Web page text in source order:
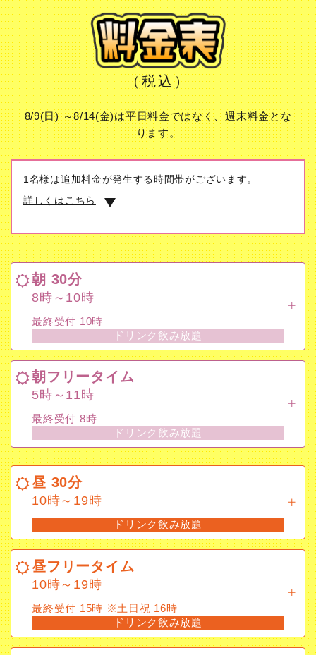
（税込）
8/9(日) ～8/14(金)は平日料金ではなく、週末料金とな
ります。
1名様は追加料金が発生する時間帯がございます。
詳しくはこちら
朝 30分
8時～10時
最終受付 10時
朝フリータイム
5時～11時
最終受付 8時
昼 30分
10時～19時
昼フリータイム
10時～19時
最終受付 15時 ※土日祝 16時
夕方フリータイム
15時～22時
朝 30分
8時～10時
最終受付 10時
ドリンク飲み放題
朝フリータイム
5時～11時
最終受付 8時
ドリンク飲み放題
昼 30分
10時～19時
ドリンク飲み放題
昼フリータイム
10時～19時
最終受付 15時 ※土日祝 16時
ドリンク飲み放題